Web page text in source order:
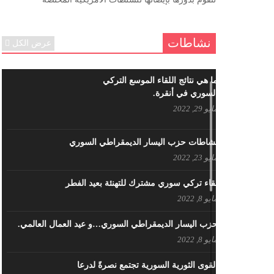
ننساك – خالد الحموري
نشاطات عرض الكل
ما هي نتائج اللقاء الموسع التركي
السوري في أنقرة.
مايو 29, 2022
نشاطات حزب اليسار الديمقراطي السوري
مايو 23, 2022
لقاء تركي سوري مشترك للتهنئة بعيد الفطر
مايو 8, 2022
حزب اليسار الديمقراطي السوري…و عيد العمال العالمي.
مايو 8, 2022
القوى الثورية السورية تجتمع نصرةً لدرعا